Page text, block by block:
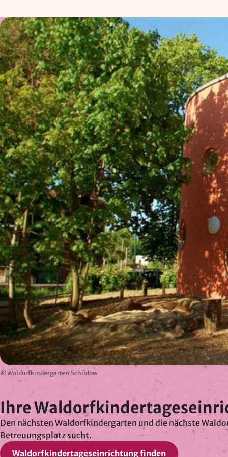
© Waldorfkindergarten Schildow
Ihre
Den nächsten Waldorfkindergarten und die nächste
Betreuungsplatz sucht.
Waldorfkindertageseinrichtung finden
Zweck:
Reichweitenmessung, technische
Optimierung
Cookie
Laufzeit:
180 Tage
Hosting: DomainFactory GmbH,
Deutschland
Rechtsgrundlage: Art. 6 Abs. 1 lit. f
DSGVO
IP-Anonymisierung: aktiviert
Mailjet
Anbieter:
Mailjet GmbH
Zweck:
Anmeldung und Versand von
Newslettern